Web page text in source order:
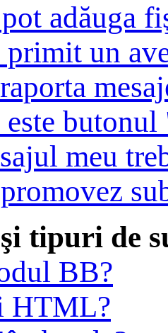
adăuga
primit un
este
meu
tipuri de
BB?
HTML?